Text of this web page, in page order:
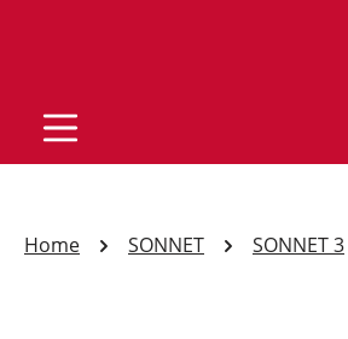
Home SONNET SONNET 3